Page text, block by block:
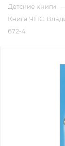
Детские книги
Книга ЧПС.
672-4